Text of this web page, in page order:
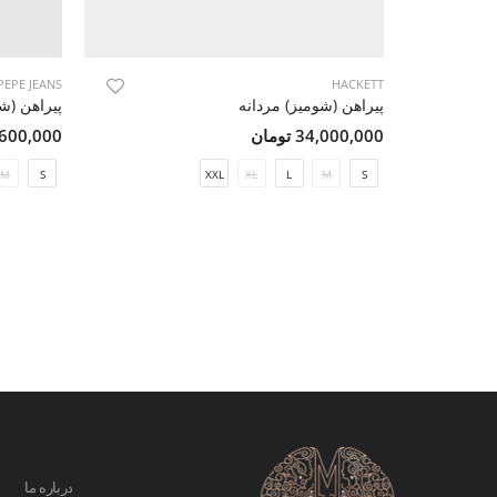
HACKETT
پیراهن (شومیز) مردانه
34,000,000 تومان
S
M
L
XL
XXL
JEANS
پیراهن
12,600,000
S
M
درباره ما